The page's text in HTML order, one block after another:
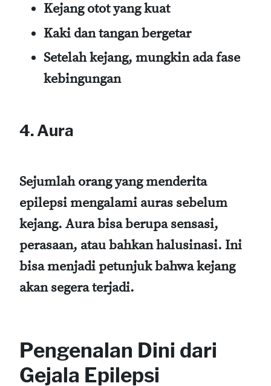
Kejang otot yang kuat
Kaki dan tangan bergetar
Setelah kejang, mungkin ada fase
kebingungan
4. Aura
Sejumlah orang yang menderita
epilepsi mengalami auras sebelum
kejang. Aura bisa berupa sensasi,
perasaan, atau bahkan halusinasi. Ini
bisa menjadi petunjuk bahwa kejang
akan segera terjadi.
Pengenalan Dini dari
Gejala Epilepsi